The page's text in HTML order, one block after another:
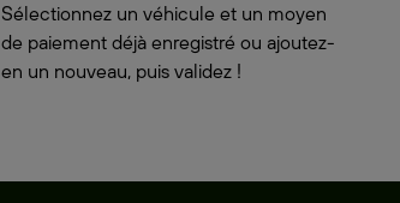
Sélectionnez un véhicule et un moyen
de paiement déjà enregistré ou ajoutez-
en un nouveau, puis validez !